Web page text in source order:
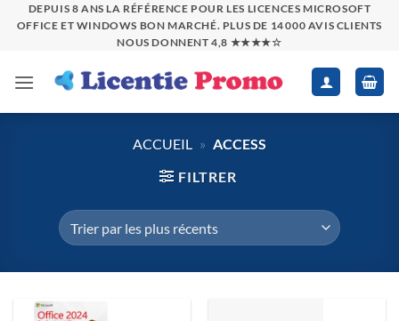
PasserDEPUIS 8 ANS LA RÉFÉRENCE POUR LES LICENCES MICROSOFT
OFFICE ET WINDOWS BON MARCHÉ. PLUS DE 14 000 AVIS CLIENTS
NOUS DONNENT 4,8 ★★★★☆
ACCUEIL » ACCESS
FILTRER